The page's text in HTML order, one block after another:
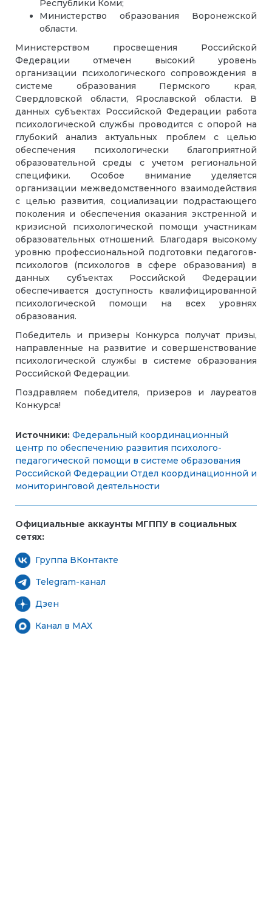
Республики Коми;
Министерство образования Воронежской
области.
Министерством просвещения Российской
Федерации отмечен высокий уровень
организации психологического сопровождения в
системе образования Пермского края,
Свердловской области, Ярославской области. В
данных субъектах Российской Федерации работа
психологической службы проводится с опорой на
глубокий анализ актуальных проблем с целью
обеспечения психологически благоприятной
образовательной среды с учетом региональной
специфики. Особое внимание уделяется
организации межведомственного взаимодействия
с целью развития, социализации подрастающего
поколения и обеспечения оказания экстренной и
кризисной психологической помощи участникам
образовательных отношений. Благодаря высокому
уровню профессиональной подготовки педагогов-
психологов (психологов в сфере образования) в
данных субъектах Российской Федерации
обеспечивается доступность квалифицированной
психологической помощи на всех уровнях
образования.
Победитель и призеры Конкурса получат призы,
направленные на развитие и совершенствование
психологической службы в системе образования
Российской Федерации.
Поздравляем победителя, призеров и лауреатов
Конкурса!
Источники: Федеральный координационный
центр по обеспечению развития психолого-
педагогической помощи в системе образования
Российской Федерации Отдел координационной и
мониторинговой деятельности
Официальные аккаунты МГППУ в социальных
сетях:
Группа ВКонтакте
Telegram-канал
Дзен
Канал в MAX